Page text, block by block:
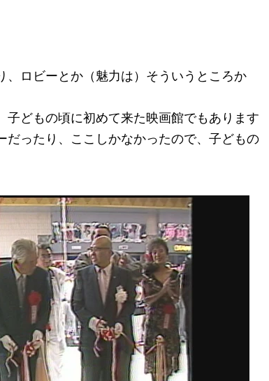
、ロビーとか（魅力は）そういうところか
子どもの頃に初めて来た映画館でもあります
だったり、ここしかなかったので、子どもの